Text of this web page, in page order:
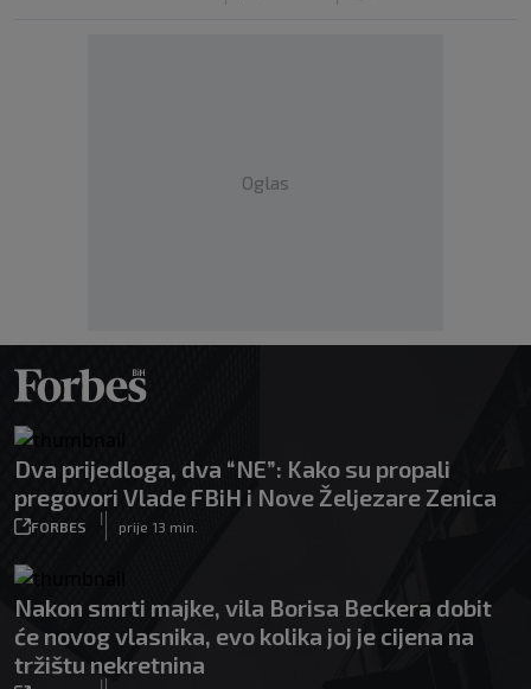
Oglas
Dva prijedloga, dva “NE”: Kako su propali
pregovori Vlade FBiH i Nove Željezare Zenica
FORBES
|
prije 13 min.
Nakon smrti majke, vila Borisa Beckera dobit
će novog vlasnika, evo kolika joj je cijena na
tržištu nekretnina
|